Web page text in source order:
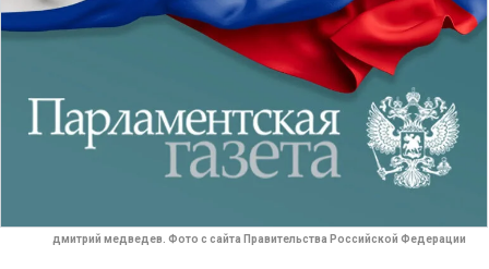
дмитрий медведев. Фото с сайта Правительства Российской Федерации